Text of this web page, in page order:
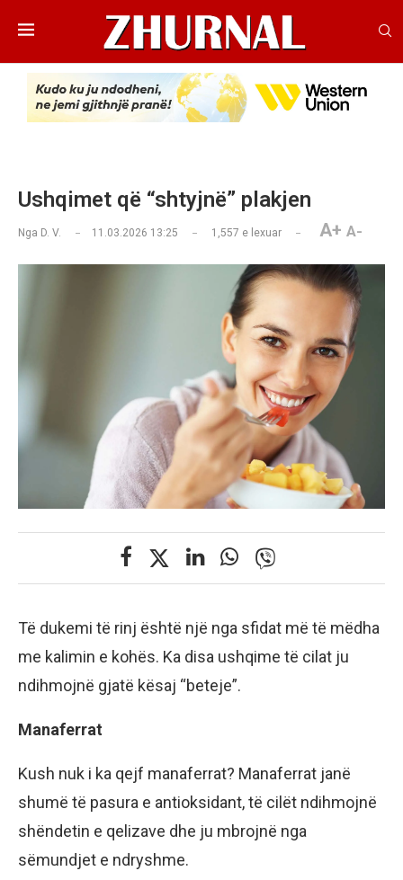
Ushqimet që “shtyjnë” plakjen
Nga D. V. 11.03.2026 13:25 1,557 e lexuar A+ A-
Të dukemi të rinj është një nga sfidat më të mëdha
me kalimin e kohës. Ka disa ushqime të cilat ju
ndihmojnë gjatë kësaj “beteje”.
Manaferrat
Kush nuk i ka qejf manaferrat? Manaferrat janë
shumë të pasura e antioksidant, të cilët ndihmojnë
shëndetin e qelizave dhe ju mbrojnë nga
sëmundjet e ndryshme.